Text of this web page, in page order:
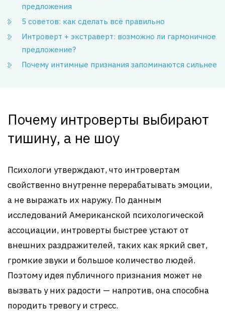
предложения
5 советов: как сделать всё правильно
Интроверт + экстраверт: возможно ли гармоничное
предложение?
Почему интимные признания запоминаются сильнее
Почему интроверты выбирают
тишину, а не шоу
Психологи утверждают, что интровертам
свойственно внутренне перерабатывать эмоции,
а не выражать их наружу. По данным
исследований Американской психологической
ассоциации, интроверты быстрее устают от
внешних раздражителей, таких как яркий свет,
громкие звуки и большое количество людей.
Поэтому идея публичного признания может не
вызвать у них радости — напротив, она способна
породить тревогу и стресс.